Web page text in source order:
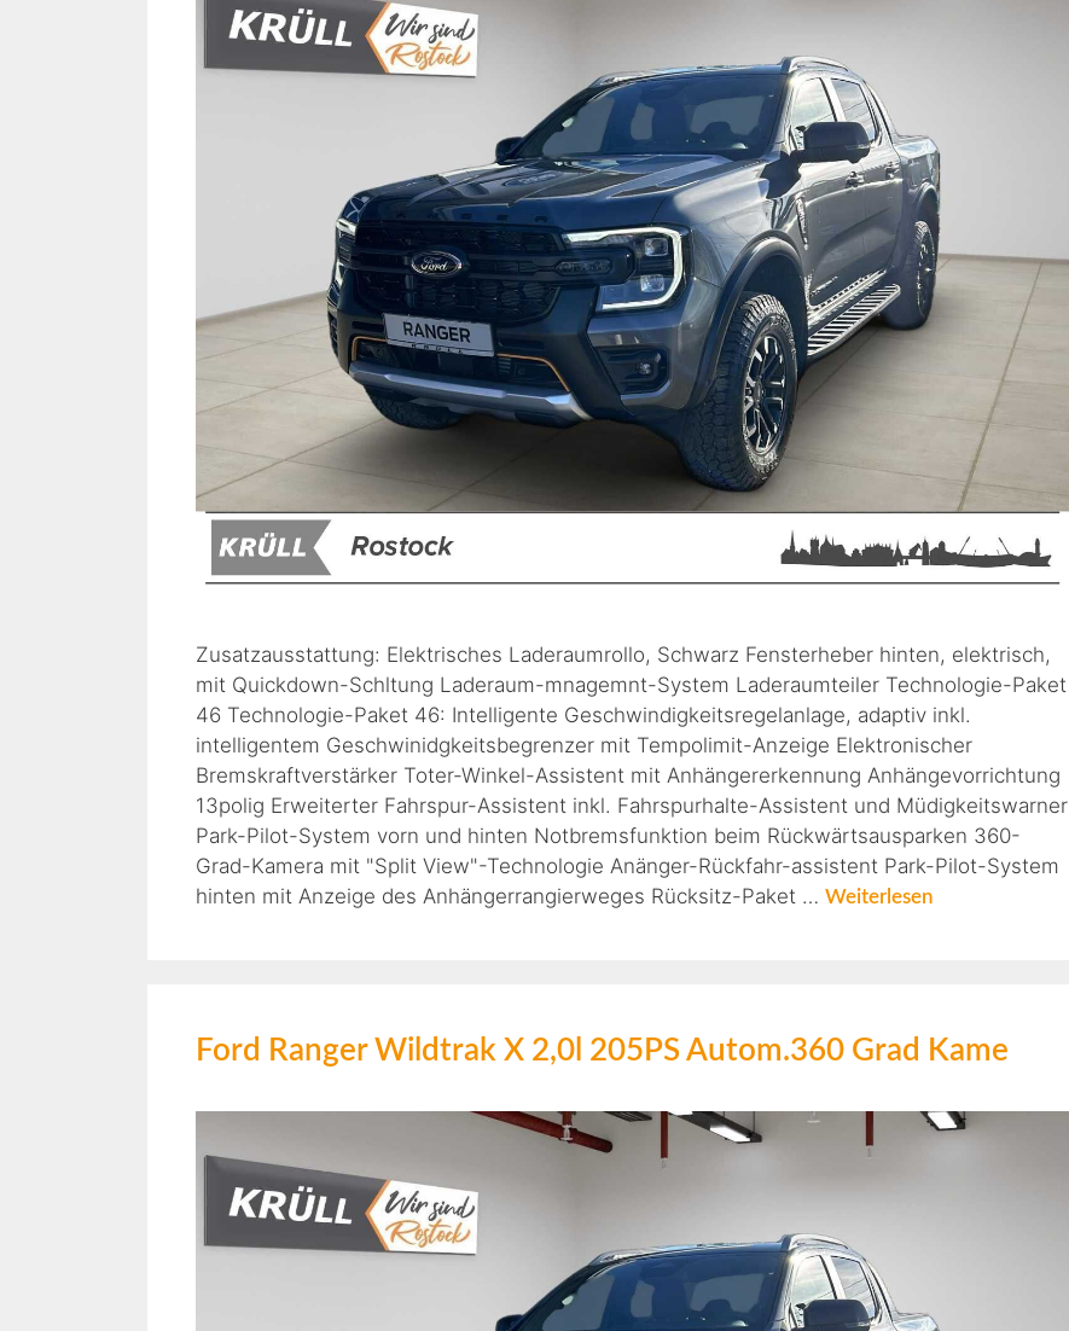
Zusatzausstattung: Elektrisches Laderaumrollo, Schwarz Fensterheber hinten, elektrisch,
mit Quickdown-Schltung Laderaum-mnagemnt-System Laderaumteiler Technologie-Paket
46 Technologie-Paket 46: Intelligente Geschwindigkeitsregelanlage, adaptiv inkl.
intelligentem Geschwinidgkeitsbegrenzer mit Tempolimit-Anzeige Elektronischer
Bremskraftverstärker Toter-Winkel-Assistent mit Anhängererkennung Anhängevorrichtung
13polig Erweiterter Fahrspur-Assistent inkl. Fahrspurhalte-Assistent und Müdigkeitswarner
Park-Pilot-System vorn und hinten Notbremsfunktion beim Rückwärtsausparken 360-
Grad-Kamera mit "Split View"-Technologie Anänger-Rückfahr-assistent Park-Pilot-System
hinten mit Anzeige des Anhängerrangierweges Rücksitz-Paket … Weiterlesen
Ford Ranger Wildtrak X 2,0l 205PS Autom.360 Grad Kame